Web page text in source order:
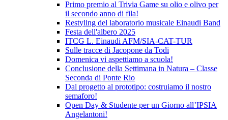
Primo premio al Trivia Game su olio e olivo per
il secondo anno di fila!
Restyling del laboratorio musicale Einaudi Band
Festa dell'albero 2025
ITCG L. Einaudi AFM/SIA-CAT-TUR
Sulle tracce di Jacopone da Todi
Domenica vi aspettiamo a scuola!
Conclusione della Settimana in Natura – Classe
Seconda di Ponte Rio
Dal progetto al prototipo: costruiamo il nostro
semaforo!
Open Day & Studente per un Giorno all’IPSIA
Angelantoni!